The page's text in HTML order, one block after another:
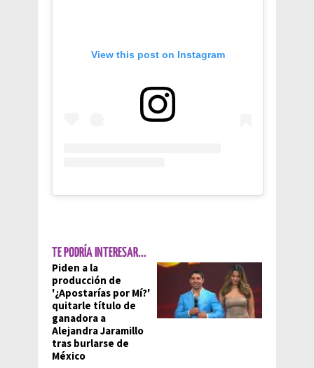
View this post on Instagram
TE PODRÍA INTERESAR...
Piden a la
producción de
'¿Apostarías por Mí?'
quitarle título de
ganadora a
Alejandra Jaramillo
tras burlarse de
México